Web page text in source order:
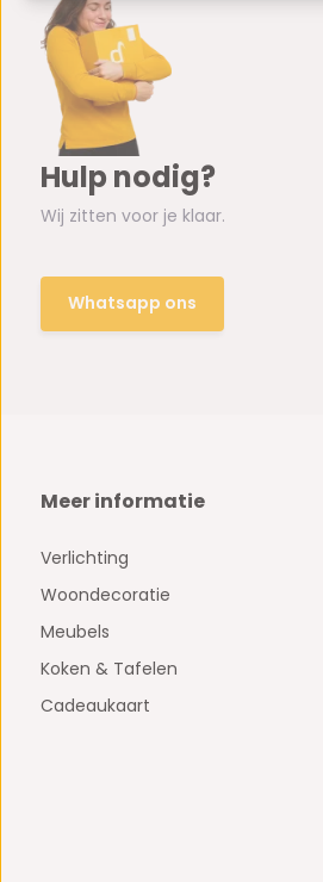
Hulp nodig?
Wij zitten voor je klaar.
Whatsapp ons
Meer informatie
Verlichting
Woondecoratie
Meubels
Koken & Tafelen
Cadeaukaart